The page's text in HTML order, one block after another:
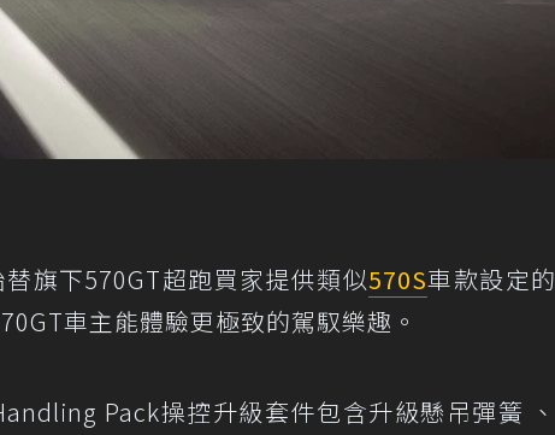
旗下570GT超跑買家提供類似570S車款設定的
車主能體驗更極致的駕馭樂趣。
Pack操控升級套件包含升級懸吊彈簧 、